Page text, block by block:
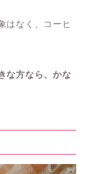
はなく、コーヒ
な方なら、かな